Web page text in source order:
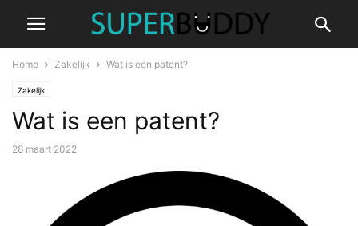
Home Zakelijk Wat is een patent?
Zakelijk
Wat is een patent?
28 maart 2022